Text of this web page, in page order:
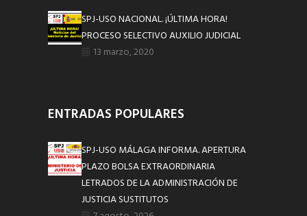
SPJ-USO NACIONAL. ¡ÚLTIMA HORA!
PROCESO SELECTIVO AUXILIO JUDICIAL
13 marzo, 2020
ENTRADAS POPULARES
SPJ-USO MÁLAGA INFORMA. APERTURA
PLAZO BOLSA EXTRAORDINARIA
LETRADOS DE LA ADMINISTRACIÓN DE
JUSTICIA SUSTITUTOS